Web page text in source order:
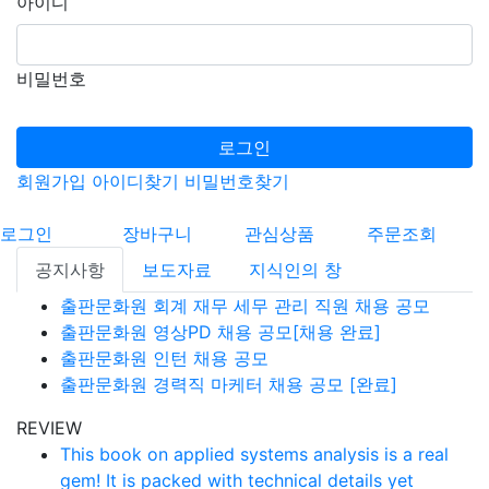
비밀번호
로그인
회원가입 아이디찾기 비밀번호찾기
로그인 장바구니 관심상품
주문조회
공지사항
보도자료
지식인의 창
출판문화원 회계 재무 세무 관리 직원 채용 공모
출판문화원 영상PD 채용 공모[채용 완료]
출판문화원 인턴 채용 공모
출판문화원 경력직 마케터 채용 공모 [완료]
REVIEW
This book on applied systems analysis is a real
gem! It is packed with technical details yet